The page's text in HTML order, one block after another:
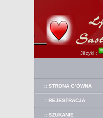
Jêzyki :
:: STRONA G³ÓWNA
:: REJESTRACJA
:: SZUKANIE